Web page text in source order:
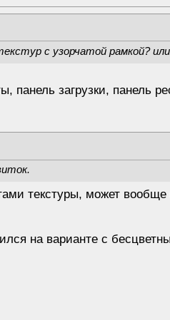
с узорчатой рамкой?
панель загрузки, панель
текстуры, может вообще
на варианте с